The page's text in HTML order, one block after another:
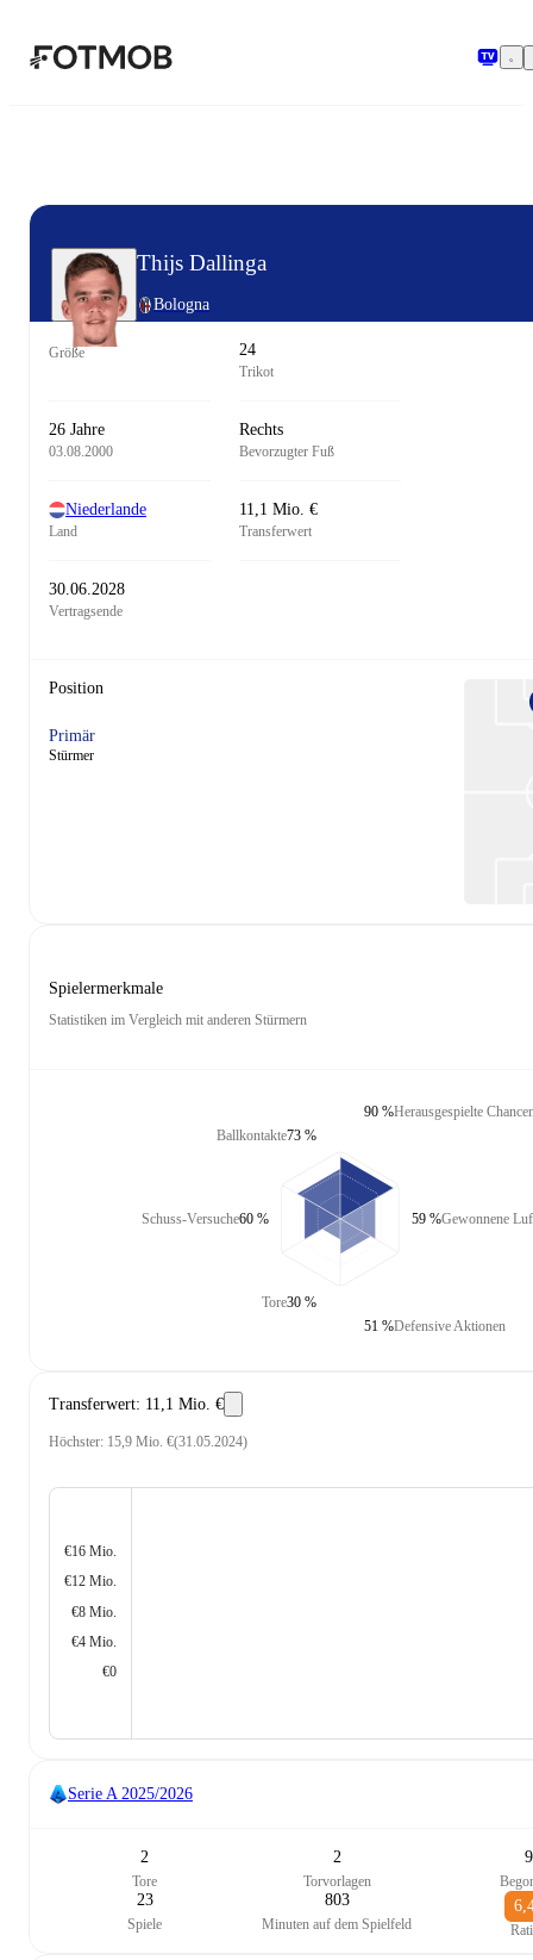
Thijs Dallinga
Bologna
Größe 24
Trikot
26 Jahre
03.08.2000
Rechts
Bevorzugter Fuß
Niederlande
Land
11,1 Mio. €
Transferwert
30.06.2028
Vertragsende
Position
Primär
Stürmer
Spielermerkmale
Statistiken im Vergleich mit anderen Stürmern
Ballkontakte73 %
Schuss-Versuche60 %
Tore30 %
Herausgespielte
90 %
Gewonnene
59 %
Defensive Aktionen
51 %
Transferwert: 11,1 Mio. €
Höchster: 15,9 Mio. €(31.05.2024)
€16 Mio.
€12 Mio.
€8 Mio.
€4 Mio.
€0
Serie A 2025/2026
2
Tore
2
Torvorlagen
9
23
Spiele
803
Minuten auf dem Spielfeld